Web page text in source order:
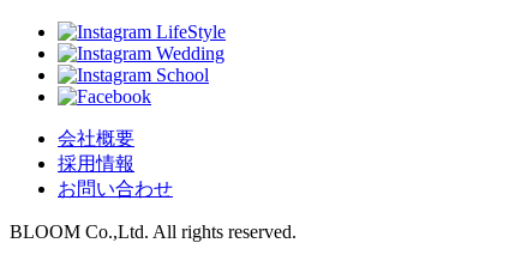
LifeStyle
Wedding
School
会社概要
採用情報
お問い合わせ
BLOOM Co.,Ltd. All rights reserved.